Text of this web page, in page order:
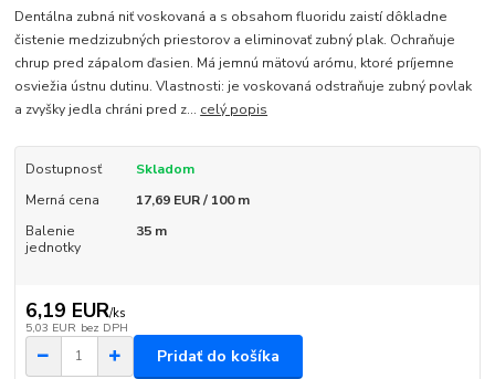
Dentálna zubná niť voskovaná a s obsahom fluoridu zaistí dôkladne
čistenie medzizubných priestorov a eliminovať zubný plak. Ochraňuje
chrup pred zápalom ďasien. Má jemnú mätovú arómu, ktoré príjemne
osviežia ústnu dutinu. Vlastnosti: je voskovaná odstraňuje zubný povlak
a zvyšky jedla chráni pred z... celý popis
Dostupnosť
Skladom
Merná cena
17,69 EUR / 100 m
Balenie
jednotky
35 m
6,19 EUR/ks
5,03 EUR bez DPH
Pridať do košíka